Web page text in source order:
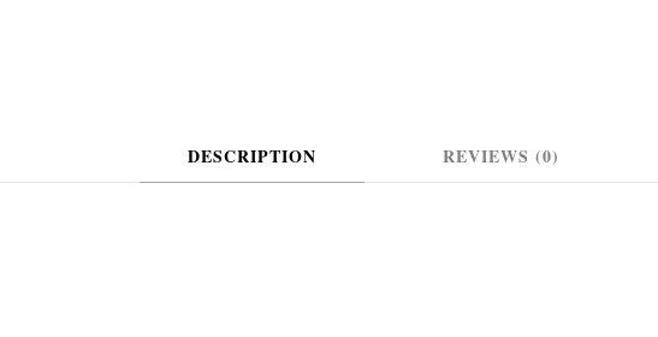
DESCRIPTION REVIEWS (0)